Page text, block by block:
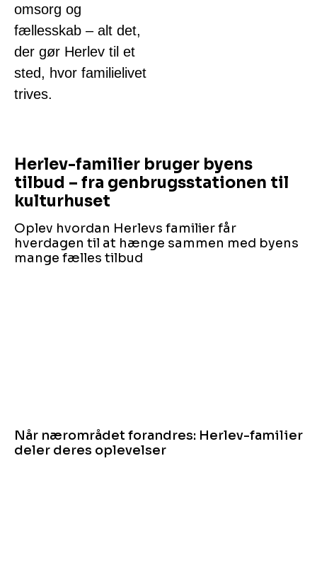
omsorg og
fællesskab – alt det,
der gør Herlev til et
sted, hvor familielivet
trives.
Herlev-familier bruger byens
tilbud – fra genbrugsstationen til
kulturhuset
Oplev hvordan Herlevs familier får
hverdagen til at hænge sammen med byens
mange fælles tilbud
Når nærområdet forandres: Herlev-familier
deler deres oplevelser